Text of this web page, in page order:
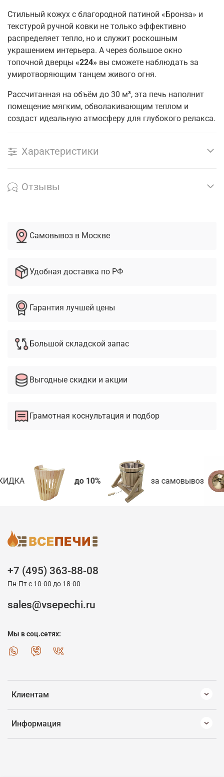
Стильный кожух с благородной патиной «Бронза» и
текстурой ручной ковки не только эффективно
распределяет тепло, но и служит роскошным
украшением интерьера. А через большое окно
топочной дверцы «224» вы сможете наблюдать за
умиротворяющим танцем живого огня.
Рассчитанная на объём до 30 м³, эта печь наполнит
помещение мягким, обволакивающим теплом и
создаст идеальную атмосферу для глубокого релакса.
Характеристики
Отзывы
Самовывоз в Москве
Удобная доставка по РФ
Гарантия лучшей цены
Большой складской запас
Выгодные скидки и акции
Грамотная коснультация и подбор
до 10% за самовывоз
Клиентам
Информация
+7 (495) 363-88-08
Пн-Пт с 10-00 до 18-00
sales@vsepechi.ru
Мы в соц.сетях: